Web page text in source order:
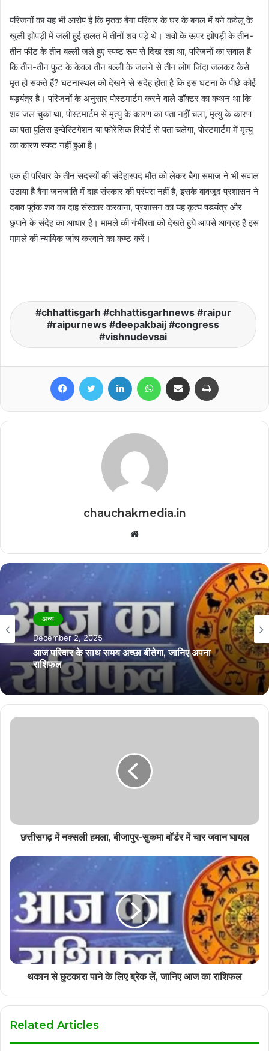
परिजनों का यह भी आरोप है कि मृतक बैगा परिवार के घर के बगल में बने कवेलू के
खुली झोपड़ी में जली हुई हालत में तीनों शव पड़े थे। शवों के ऊपर झोपड़ी के तीन-
तीन फीट के तीन बल्ली जले हुए स्पष्ट रूप से दिख रहा था, परिजनों का सवाल है
कि तीन-तीन फुट के केवल तीन बल्ली के जलने से तीन लोग जिंदा जलकर कैसे
मृत हो सकते हैं? घटनास्थल को देखने से संदेह होता है कि इस घटना के पीछे कोई
षड़यंत्र है। परिजनों के अनुसार पोस्टमार्टम करने वाले डॉक्टर का कथन था कि
शव जल चुका था, पोस्टमार्टम से मृत्यु के कारण का पता नहीं चला, मृत्यु के कारण
का पता पुलिस इन्वेस्टिगेशन या फोरेंसिक रिपोर्ट से पता चलेगा, पोस्टमार्टम में मृत्यु
का कारण स्पष्ट नहीं हुआ है।
एक ही परिवार के तीन सदस्यों की संदेहास्पद मौत को लेकर बैगा समाज ने भी सवाल
उठाया है बैगा जनजाति में दाह संस्कार की परंपरा नहीं है, इसके बावजूद प्रशासन ने
दबाव पूर्वक शव का दाह संस्कार करवाना, प्रशासन का यह कृत्य षडयंत्र और
छुपाने के संदेह का आधार है। मामले की गंभीरता को देखते हुये आपसे आग्रह है इस
मामले की न्यायिक जांच करवाने का कष्ट करें।
chhattisgarh #chhattisgarhnews #raipur
#raipurnews #deepakbaij #congress
#vishnudevsai
FacebookTwitter LinkedIn WhatsAppShare via Email
chauchakmedia.in
Website
अन्य
December 2, 2025
आज परिवार के साथ समय अच्छा बीतेगा, जानिए अपना
अन्य
November 21, 2025
आज अपने करियर पर ध्यान लगाने की जरूरत है, जानिए
अपना राशिफल
छत्तीसगढ़ में नक्सली हमला, बीजापुर-सुकमा बॉर्डर में चार जवान घायल
थकान से छुटकारा पाने के लिए ब्रेक लें, जानिए आज का राशिफल
Related Articles